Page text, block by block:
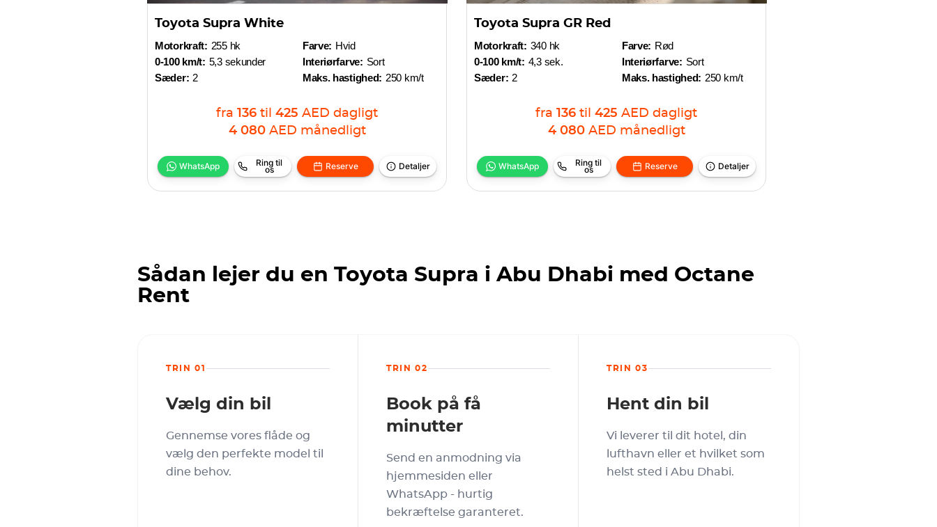
Toyota Supra White
Motorkraft: 255 hk
0-100 km/t: 5,3 sekunder
Sæder: 2
Farve: Hvid
Interiørfarve: Sort
Maks. hastighed: 250 km/t
fra 136 til 425 AED dagligt
4 080 AED månedligt
WhatsApp Ring til
os Reserve Detaljer
Toyota Supra GR Red
Motorkraft: 340 hk
0-100 km/t: 4,3 sek.
Sæder: 2
Farve: Rød
Interiørfarve: Sort
Maks. hastighed: 250 km/t
fra 136 til 425 AED dagligt
4 080 AED månedligt
WhatsApp Ring til
os Reserve Detaljer
Sådan lejer du en Toyota Supra i Abu Dhabi med Octane
Rent
TRIN 01
Vælg din bil
Gennemse vores flåde og
vælg den perfekte model til
dine behov.
TRIN 02
Book på få
minutter
Send en anmodning via
hjemmesiden eller
WhatsApp - hurtig
bekræftelse garanteret.
TRIN 03
Hent din bil
Vi leverer til dit hotel, din
lufthavn eller et hvilket som
helst sted i Abu Dhabi.